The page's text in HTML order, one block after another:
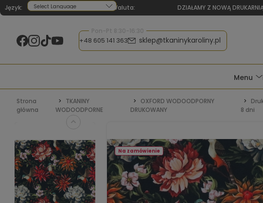
Język:
Powered by
Waluta: DZIAŁAMY Z NOWĄ
Pon-Pt 8:30-16:30
+48 605 141 363 sklep@tkaninykaroliny.pl
Menu
Strona
główna
TKANINY
WODOODPORNE
OXFORD WODOODPORNY
DRUKOWANY
8 dni
Na zamówienie